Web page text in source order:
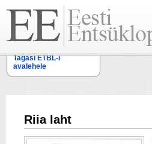
Tagasi ETBL-i
avalehele
Riia laht